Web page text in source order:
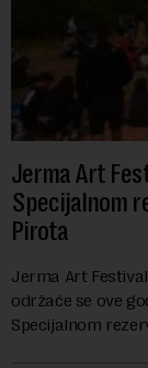
Jerma Art
Specijalnom
Pirota
Jerma Art
održaće se ove
Specijalnom